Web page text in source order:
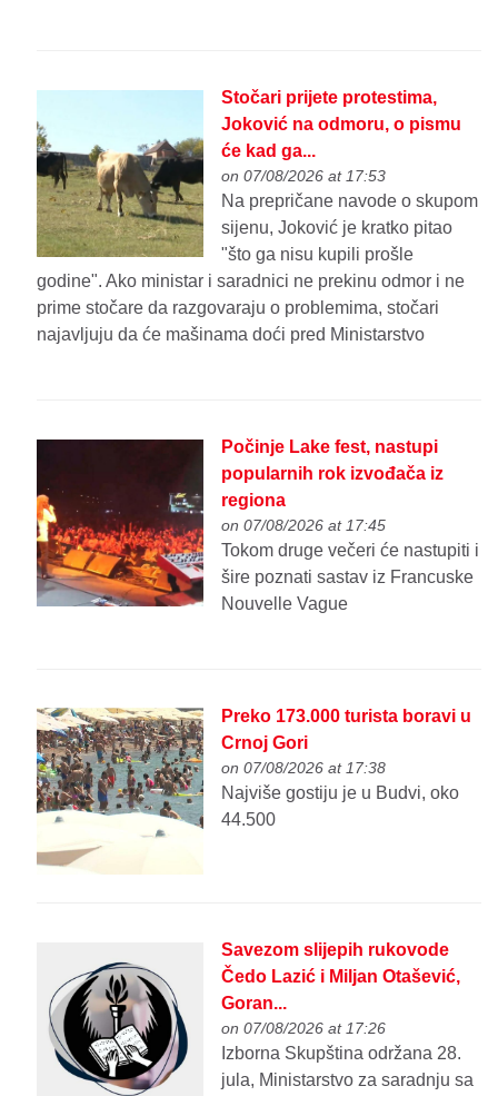
Stočari prijete protestima,
Joković na odmoru, o pismu
će kad ga...
on 07/08/2026 at 17:53
Na prepričane navode o skupom
sijenu, Joković je kratko pitao
"što ga nisu kupili prošle
godine". Ako ministar i saradnici ne prekinu odmor i ne
prime stočare da razgovaraju o problemima, stočari
najavljuju da će mašinama doći pred Ministarstvo
Počinje Lake fest, nastupi
popularnih rok izvođača iz
regiona
on 07/08/2026 at 17:45
Tokom druge večeri će nastupiti i
šire poznati sastav iz Francuske
Nouvelle Vague
Preko 173.000 turista boravi u
Crnoj Gori
on 07/08/2026 at 17:38
Najviše gostiju je u Budvi, oko
44.500
Savezom slijepih rukovode
Čedo Lazić i Miljan Otašević,
Goran...
on 07/08/2026 at 17:26
Izborna Skupština održana 28.
jula, Ministarstvo za saradnju sa